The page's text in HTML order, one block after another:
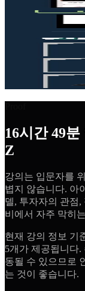
16시간 49
Z
강의는 입문자를
볍지 않습니다. 아
델, 투자자의 관점
비에서 자주 막히
현재 강의 정보 기
5개가 제공됩니다.
동될 수 있으므로
는 것이 좋습니다.